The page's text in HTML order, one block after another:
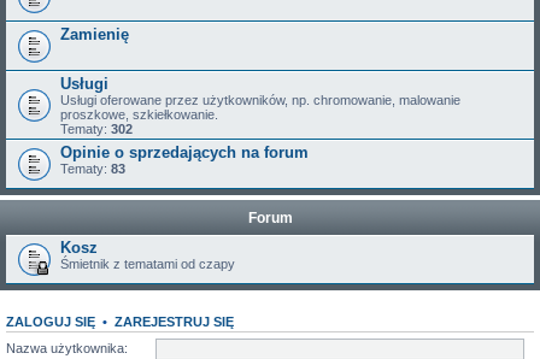
Zamienię
Usługi
Usługi oferowane przez użytkowników, np. chromowanie, malowanie
proszkowe, szkiełkowanie.
Tematy: 302
Opinie o sprzedających na forum
Tematy: 83
Forum
Kosz
Śmietnik z tematami od czapy
ZALOGUJ SIĘ • ZAREJESTRUJ SIĘ
Nazwa użytkownika: